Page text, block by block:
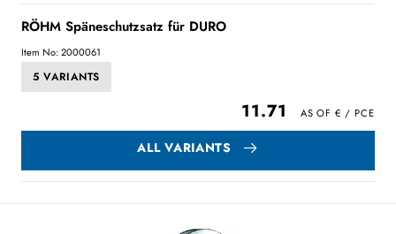
RÖHM Späneschutzsatz für DURO
Item No: 2000061
5 VARIANTS
11.71
ALL VARIANTS